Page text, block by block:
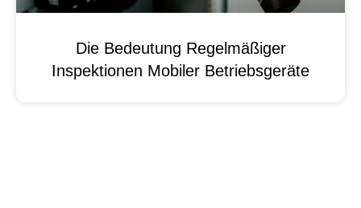
Die Bedeutung Regelmäßiger
Inspektionen Mobiler Betriebsgeräte